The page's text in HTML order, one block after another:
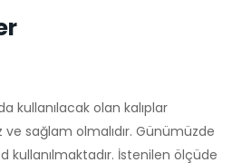
kullanılacak olan kalıplar
sağlam olmalıdır. Günümüzde
kullanılmaktadır. İstenilen ölçüde